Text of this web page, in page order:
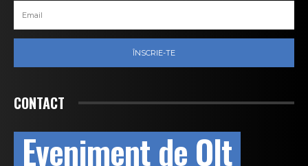
ÎNSCRIE-TE
CONTACT
Eveniment de Olt